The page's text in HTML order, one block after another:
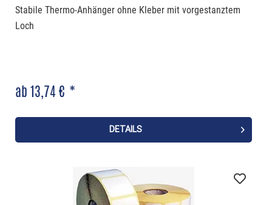
Stabile Thermo-Anhänger ohne Kleber mit vorgestanztem
Loch
ab 13,74 € *
DETAILS